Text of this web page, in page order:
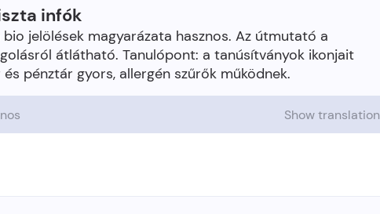
infók
jelölések magyarázata hasznos. Az útmutató a
átlátható. Tanulópont: a tanúsítványok ikonjait
Show translation